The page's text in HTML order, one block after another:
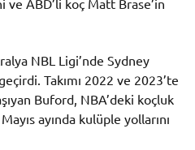
NBL Ligi’nde Sydney
Takımı 2022 ve 2023’te
Buford, NBA’deki koçluk
ayında kulüple yollarını